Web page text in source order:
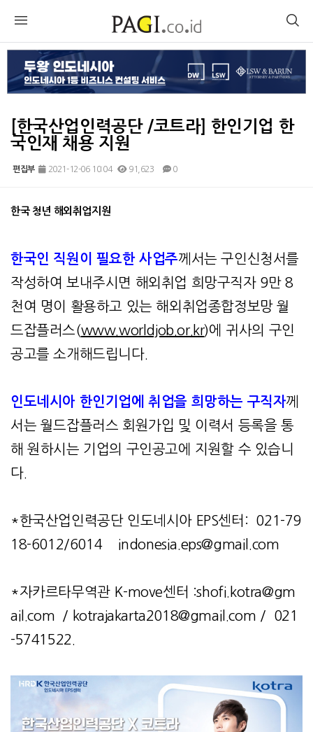
[한국산업인력공단 /코트라] 한인기업 한
국인재 채용 지원
편집부 2021-12-06 10:04 91,623 0
본문
한국 청년 해외취업지원
한국인 직원이 필요한 사업주께서는 구인신청서를
작성하여 보내주시면 해외취업 희망구직자 9만 8
천여 명이 활용하고 있는 해외취업종합정보망 월
드잡플러스(www.worldjob.or.kr)에 귀사의 구인
공고를 소개해드립니다.
인도네시아 한인기업에 취업을 희망하는 구직자께
서는 월드잡플러스 회원가입 및 이력서 등록을 통
해 원하시는 기업의 구인공고에 지원할 수 있습니
다.
*한국산업인력공단 인도네시아 EPS센터: 021-79
18-6012/6014 indonesia.eps@gmail.com
*자카르타무역관 K-move센터 :shofi.kotra@gm
ail.com / kotrajakarta2018@gmail.com / 021
-5741522.